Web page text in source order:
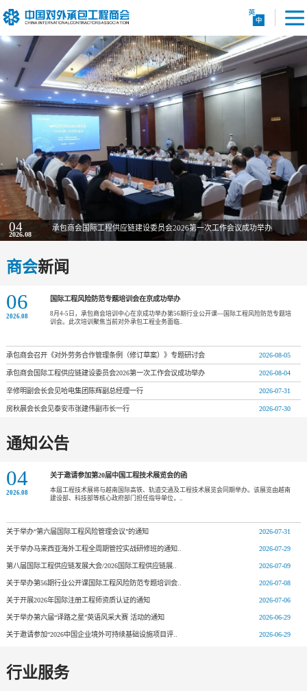
04
2026.08
承包商会国际工程供应链建设委员会2026第一次工作会议成功举办
商会新闻
06
2026.08
国际工程风险防范专题培训会在京成功举办
8月4-5日，承包商会培训中心在京成功举办第56期行业公开课—国际工程风险防范专题培
训会。此次培训聚焦当前对外承包工程业务面临..
2026-08-05
承包商会召开《对外劳务合作管理条例（修订草案）》专题研讨会
2026-08-04
承包商会国际工程供应链建设委员会2026第一次工作会议成功举办
2026-07-31
辛修明副会长会见哈电集团陈辉副总经理一行
2026-07-30
房秋晨会长会见泰安市张建伟副市长一行
通知公告
04
2026.08
关于邀请参加第20届中国工程技术展览会的函
本届工程技术展将与越南国际高铁、轨道交通及工程技术展览会同期举办。该展览由越南
建设部、科技部等核心政府部门担任指导单位，..
2026-07-31
关于举办“第六届国际工程风险管理会议”的通知
2026-07-29
关于举办马来西亚海外工程全周期管控实战研修班的通知..
2026-07-09
第八届国际工程供应链发展大会/2026国际工程供应链展..
2026-07-08
关于举办第56期行业公开课国际工程风险防范专题培训会..
2026-07-06
关于开展2026年国际注册工程师资质认证的通知
2026-06-29
关于举办第六届“译路之星”英语风采大赛 活动的通知
2026-06-29
关于邀请参加“2026中国企业境外可持续基础设施项目评..
行业服务